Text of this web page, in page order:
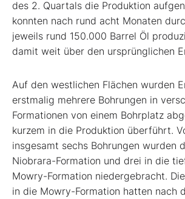
des 2. Quartals die Produktion
konnten nach rund acht Monaten
jeweils rund 150.000 Barrel Öl
damit weit über den ursprünglichen
Auf den westlichen Flächen wurden
erstmalig mehrere Bohrungen in
Formationen von einem Bohrplatz
kurzem in die Produktion überführt.
insgesamt sechs Bohrungen wurden
Niobrara-Formation und drei in die
Mowry-Formation niedergebracht.
in die Mowry-Formation hatten nach